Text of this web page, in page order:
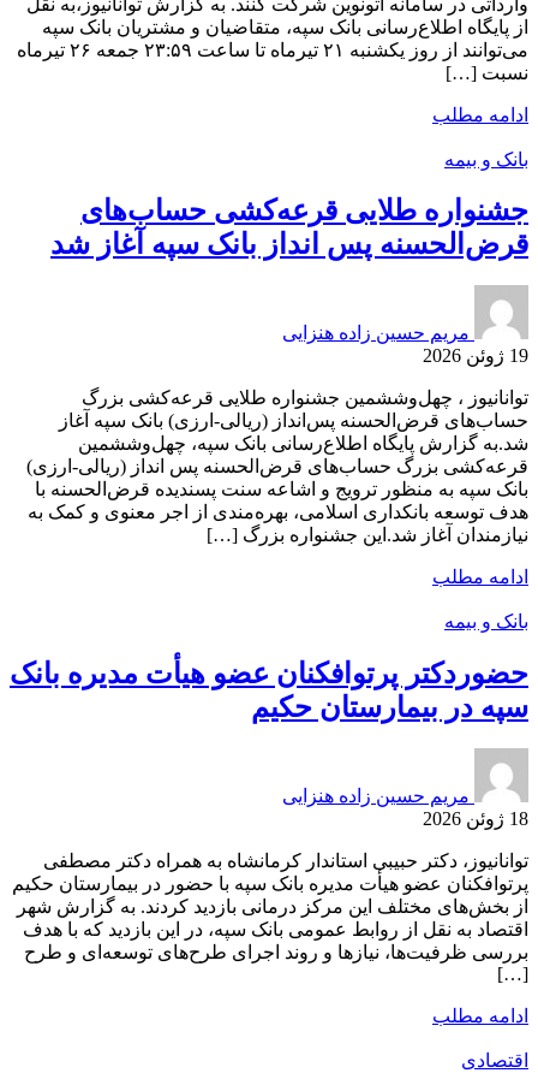
از پایگاه اطلاع‌رسانی بانک سپه، متقاضیان و مشتریان بانک سپه
می‌توانند از روز یکشنبه ۲۱ تیر‎ماه تا ساعت ۲۳:۵۹ جمعه ۲۶ تیرماه
نسبت […]
ادامه مطلب
بانک و بیمه
جشنواره طلایی قرعه‌کشی حساب‌های
قرض‌الحسنه پس انداز بانک سپه آغاز شد
مریم حسین زاده هنزایی
19 ژوئن 2026
توانانیوز ، چهل‌وششمین جشنواره طلایی قرعه‌کشی بزرگ
حساب‌های قرض‌الحسنه پس‌انداز (ریالی-ارزی) بانک سپه آغاز
شد.به گزارش پایگاه اطلاع‌رسانی بانک سپه، چهل‌وششمین
قرعه‌کشی بزرگ حساب‌های قرض‌الحسنه پس انداز (ریالی-ارزی)
بانک سپه به منظور ترویج و اشاعه سنت پسندیده قرض‌الحسنه با
هدف توسعه بانکداری اسلامی، بهره‌مندی از اجر معنوی و کمک به
نیازمندان آغاز شد.این جشنواره بزرگ […]
ادامه مطلب
بانک و بیمه
حضوردکتر پرتوافکنان عضو هیأت مدیره بانک
سپه در بیمارستان حکیم
مریم حسین زاده هنزایی
18 ژوئن 2026
توانانیوز، دکتر حبیبی استاندار کرمانشاه به همراه دکتر مصطفی
پرتوافکنان عضو هیأت مدیره بانک سپه با حضور در بیمارستان حکیم
از بخش‌های مختلف این مرکز درمانی بازدید کردند. به گزارش شهر
اقتصاد به نقل از روابط عمومی بانک سپه، در این بازدید که با هدف
بررسی ظرفیت‌ها، نیازها و روند اجرای طرح‌های توسعه‌ای و طرح
[…]
ادامه مطلب
اقتصادی